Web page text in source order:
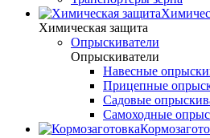
Химическая защита
Опрыскиватели
Опрыскиватели
Навесные
Прицепные
Садовые
Самоходные